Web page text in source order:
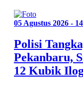
05 Agustus 2026 -
Polisi
Pekanbaru,
12 Kubik